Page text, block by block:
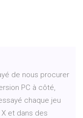
de nous procurer
PC à côté,
chaque jeu
et dans des